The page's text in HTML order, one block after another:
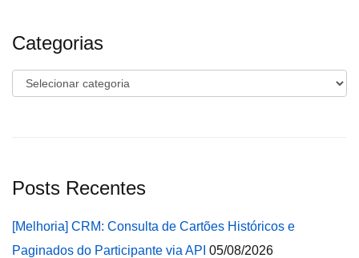
Categorias
Categorias
Posts Recentes
[Melhoria] CRM: Consulta de Cartões Históricos e
Paginados do Participante via API 05/08/2026